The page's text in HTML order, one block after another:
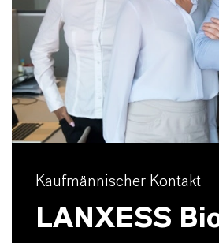
Kaufmännischer Kontakt
LANXESS